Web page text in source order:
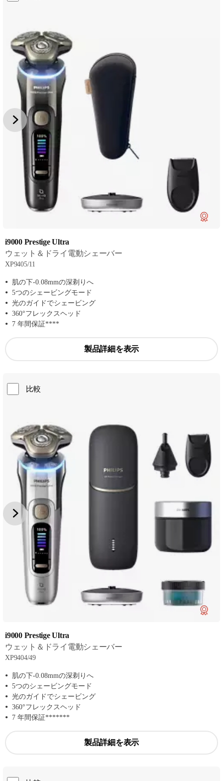
i9000 Prestige Ultra
ウェット＆ドライ電動シェーバー
XP9405/11
肌の下-0.08mmの深剃りへ
5つのシェービングモード
光のガイドでシェービング
360°フレックスヘッド
7 年間保証****
製品詳細を表示
比較
i9000 Prestige Ultra
ウェット＆ドライ電動シェーバー
XP9404/49
肌の下-0.08mmの深剃りへ
5つのシェービングモード
光のガイドでシェービング
360°フレックスヘッド
7 年間保証*******
製品詳細を表示